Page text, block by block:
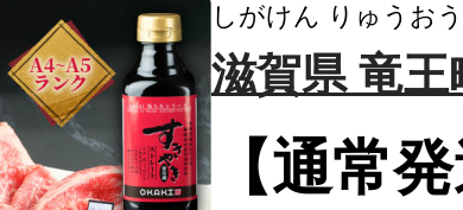
しがけん りゅうお
滋賀県 竜王
【通常